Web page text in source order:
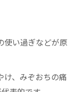
使い過ぎなどが原
け、みぞおちの痛